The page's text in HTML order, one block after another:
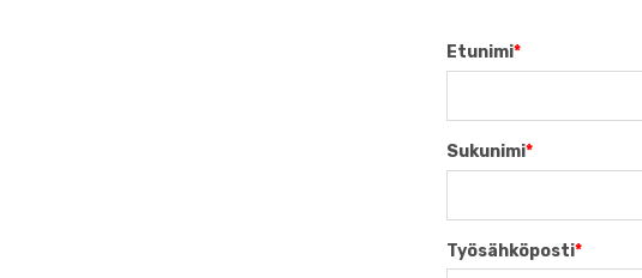
Etunimi*
Sukunimi*
Työsähköposti*